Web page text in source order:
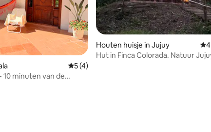
4,8 uit 5, 5 recensiesGemiddelde beoordeling van 5 uit 5, 4
5 (4)
10 minuten van de
Houten huisje in Jujuy
Hut in Finca Colorada. Natuur